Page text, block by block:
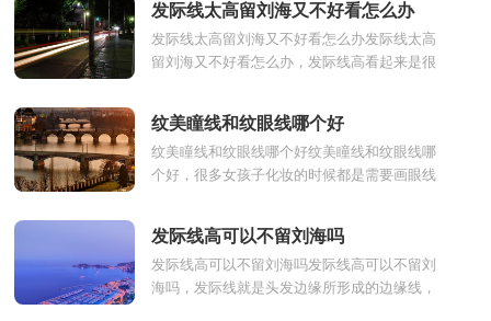
发际线太高留刘海又不好看怎么办
发际线太高留刘海又不好看怎么办发际线太高
留刘海又不好看怎么办，发际线高看起来是很
纹美瞳线和纹眼线哪个好
纹美瞳线和纹眼线哪个好纹美瞳线和纹眼线哪
个好，很多女孩子化妆的时候都是需要画眼线
发际线高可以不留刘海吗
发际线高可以不留刘海吗发际线高可以不留刘
海吗，发际线就是头发边缘所形成的边缘线，